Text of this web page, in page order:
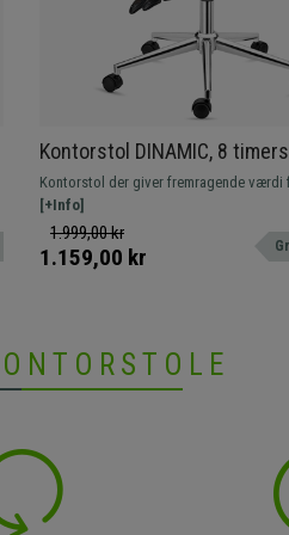
Kontorstol DINAMIC, 8
Justerbart Ryglæn,
Robust, I Sort
Kontorstol der giver fremragende værdi
meget komfortabel og robust.
armlæn, ergonomisk designet.
[+Info]
1.999,00 kr
1.159,00 kr